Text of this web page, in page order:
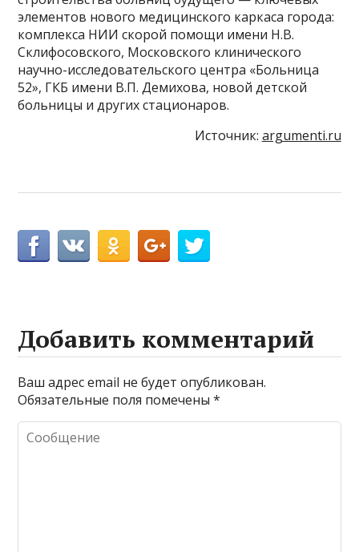
элементов нового медицинского каркаса города:
комплекса НИИ скорой помощи имени Н.В.
Склифосовского, Московского клинического
научно-исследовательского центра «Больница
52», ГКБ имени В.П. Демихова, новой детской
больницы и других стационаров.
Источник: argumenti.ru
Добавить комментарий
Ваш адрес email не будет опубликован.
Обязательные поля помечены*